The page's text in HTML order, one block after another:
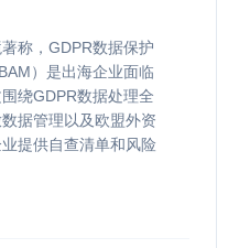
称，GDPR数据保护
）是出海企业面临
绕GDPR数据处理全
据管理以及欧盟外资
提供自查清单和风险